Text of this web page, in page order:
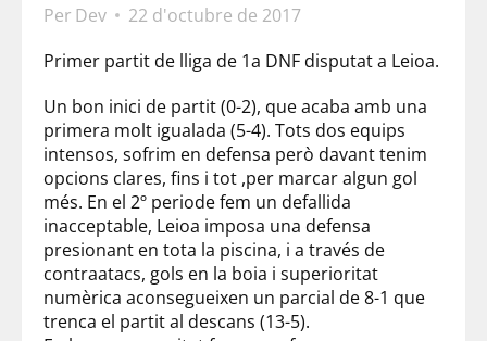
Per Dev
22 d'octubre de 2017
Primer partit de lliga de 1a DNF disputat a Leioa.
Un bon inici de partit (0-2), que acaba amb una
primera molt igualada (5-4). Tots dos equips
intensos, sofrim en defensa però davant tenim
opcions clares, fins i tot ,per marcar algun gol
més. En el 2º periode fem un defallida
inacceptable, Leioa imposa una defensa
presionant en tota la piscina, i a través de
contraatacs, gols en la boia i superioritat
numèrica aconsegueixen un parcial de 8-1 que
trenca el partit al descans (13-5).